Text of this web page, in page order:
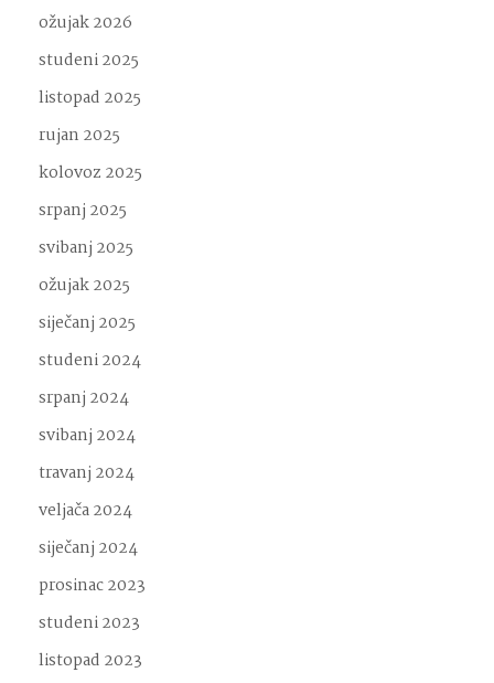
ožujak 2026
studeni 2025
listopad 2025
rujan 2025
kolovoz 2025
srpanj 2025
svibanj 2025
ožujak 2025
siječanj 2025
studeni 2024
srpanj 2024
svibanj 2024
travanj 2024
veljača 2024
siječanj 2024
prosinac 2023
studeni 2023
listopad 2023